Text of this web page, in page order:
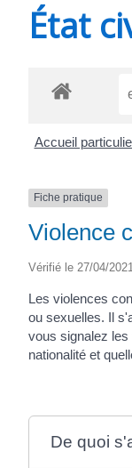
État
Accueil
Fiche pratique
Violence
Vérifié le 27/04/
Les violences
ou sexuelles. Il
vous signalez les
nationalité et
De quoi